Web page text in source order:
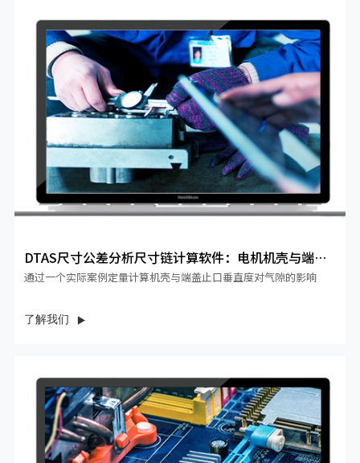
DTAS尺寸公差分析尺寸链计算软件：电机机壳与端盖
止口垂直度...
通过一个实际案例定量计算机壳与端盖止口垂直度对气隙的影响
了解我们